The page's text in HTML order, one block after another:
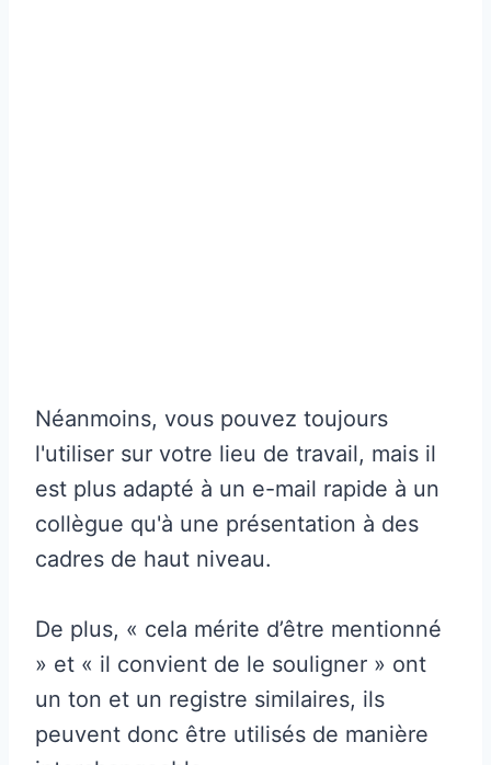
Néanmoins, vous pouvez toujours
l'utiliser sur votre lieu de travail, mais il
est plus adapté à un e-mail rapide à un
collègue qu'à une présentation à des
cadres de haut niveau.
De plus, « cela mérite d’être mentionné
» et « il convient de le souligner » ont
un ton et un registre similaires, ils
peuvent donc être utilisés de manière